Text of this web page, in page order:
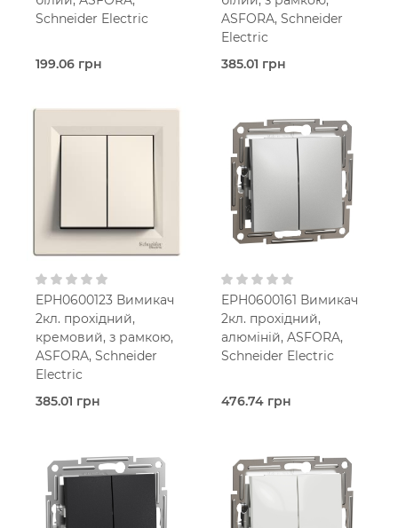
Schneider Electric
199.06 грн
Перехресний вимикач
Білий
установчу коробку
ASFORA, Schneider
Electric
385.01 грн
Asfora
Білий
установчу коробку
EPH0600123 Вимикач
2кл. прохідний,
кремовий, з рамкою,
ASFORA, Schneider
Electric
385.01 грн
Asfora
Кремовий
установчу коробку
EPH0600161 Вимикач
2кл. прохідний,
алюміній, ASFORA,
Schneider Electric
476.74 грн
Asfora
Алюміній
установчу коробку